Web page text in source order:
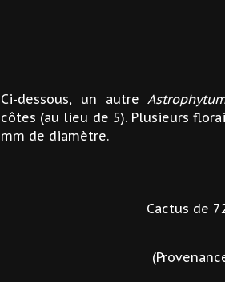
Ci-dessous, un autre
côtes (au lieu de 5). Plusieurs
mm de diamètre.
Cactus de